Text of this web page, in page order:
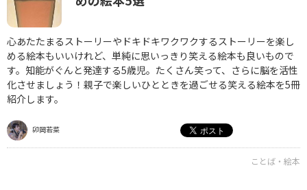
心あたたまるストーリーやドキドキワクワクするストーリーを楽し
める絵本もいいけれど、単純に思いっきり笑える絵本も良いもので
す。知能がぐんと発達する5歳児。たくさん笑って、さらに脳を活性
化させましょう！親子で楽しいひとときを過ごせる笑える絵本を5冊
紹介します。
卯岡若菜
ことば・絵本